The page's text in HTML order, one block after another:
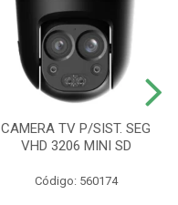
CAMERA TV P/SIST. SEG
VHD 3206 MINI SD
Código: 560174